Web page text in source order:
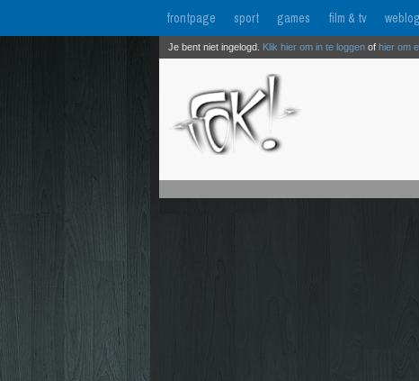
frontpage sport games film & tv weblog
Je bent niet ingelogd. Klik hier om in te loggen of hier om